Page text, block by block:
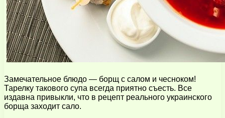
Замечательное блюдо — борщ с салом и чесноком!
Тарелку такового супа всегда приятно съесть. Все
издавна привыкли, что в рецепт реального украинского
борща заходит сало.